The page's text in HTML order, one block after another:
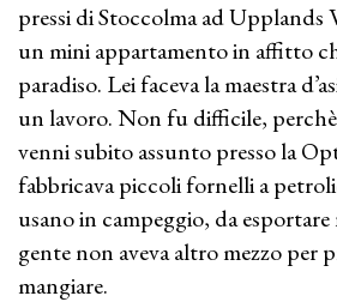
pressi di Stoccolma ad Upplands
un mini appartamento in affitto
paradiso. Lei faceva la maestra
un lavoro. Non fu difficile,
venni subito assunto presso la
fabbricava piccoli fornelli a
usano in campeggio, da esportare
gente non aveva altro mezzo per
mangiare.